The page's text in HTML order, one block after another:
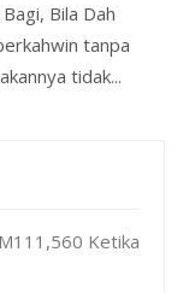
Bila Dah
tanpa
tidak...
Ketika